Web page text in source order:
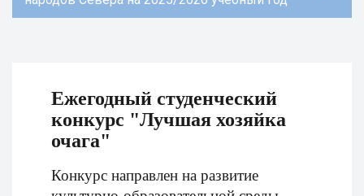
Ежегодный студенческий
конкурс "Лучшая хозяйка
очага"
Конкурс направлен на развитие